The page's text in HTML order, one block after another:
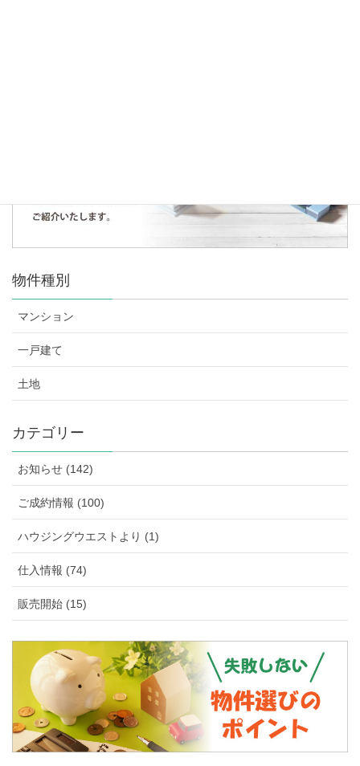
物件種別
マンション
一戸建て
土地
カテゴリー
お知らせ (142)
ご成約情報 (100)
ハウジングウエストより (1)
仕入情報 (74)
販売開始 (15)